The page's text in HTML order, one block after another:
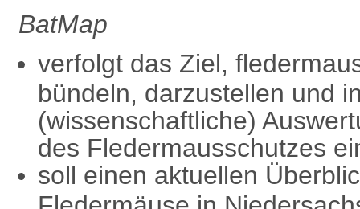
BatMap
verfolgt das Ziel,
bündeln, darzustellen und
(wissenschaftliche)
des Fledermausschutzes
soll einen aktuellen